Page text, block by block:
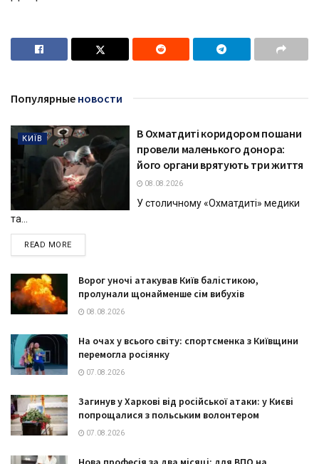
Популярные новости
КИЇВ
В Охматдиті коридором пошани
провели маленького донора:
його органи врятують три життя
08.08.2026
У столичному «Охматдиті» медики
та...
READ MOREDETAILS
Ворог уночі атакував Київ балістикою,
пролунали щонайменше сім вибухів
08.08.2026
На очах у всього світу: спортсменка з Київщини
перемогла росіянку
07.08.2026
Загинув у Харкові від російської атаки: у Києві
попрощалися з польським волонтером
07.08.2026